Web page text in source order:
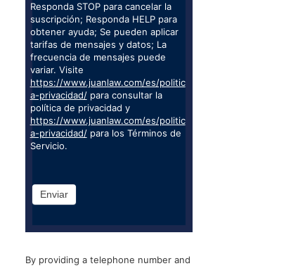
Responda STOP para cancelar la
suscripción; Responda HELP para
obtener ayuda; Se pueden aplicar
tarifas de mensajes y datos; La
frecuencia de mensajes puede
variar. Visite
https://www.juanlaw.com/es/politic
a-privacidad/para consultar la
política de privacidad y
https://www.juanlaw.com/es/politic
a-privacidad/para los Términos de
Servicio.
Enviar
By providing a telephone number and